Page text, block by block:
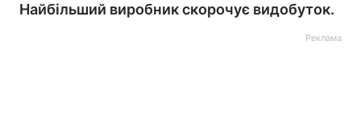
Найбільший виробник скорочує видобуток.
Реклама